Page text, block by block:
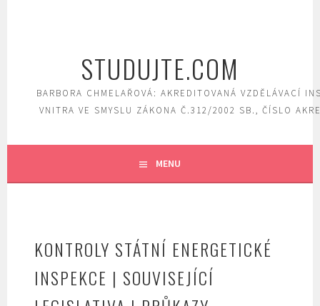
STUDUJTE.COM
BARBORA CHMELAŘOVÁ: AKREDITOVANÁ VZDĚLÁVACÍ
VNITRA VE SMYSLU ZÁKONA Č.312/2002 SB., ČÍSLO
MENU
KONTROLY STÁTNÍ ENERGETICKÉ
INSPEKCE | SOUVISEJÍCÍ